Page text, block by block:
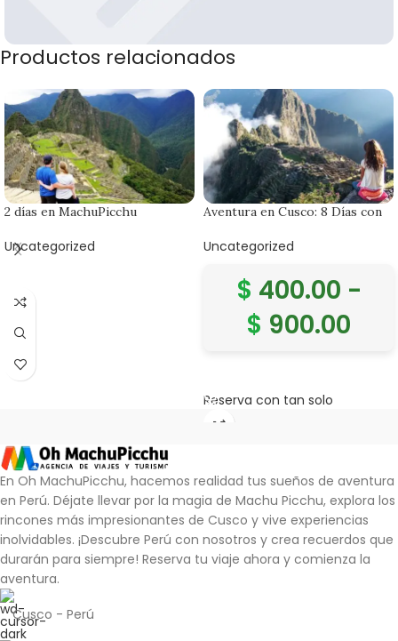
Banner title, click to edit.
Productos relacionados
2 días en MachuPicchu
Uncategorized
Aventura en Cusco: 8 Días con
Uncategorized
$ 400.00 -
$ 900.00
Reserva con tan solo
En Oh MachuPicchu, hacemos realidad tus sueños de aventura
en Perú. Déjate llevar por la magia de Machu Picchu, explora los
rincones más impresionantes de Cusco y vive experiencias
inolvidables. ¡Descubre Perú con nosotros y crea recuerdos que
durarán para siempre! Reserva tu viaje ahora y comienza la
aventura.
Cusco - Perú